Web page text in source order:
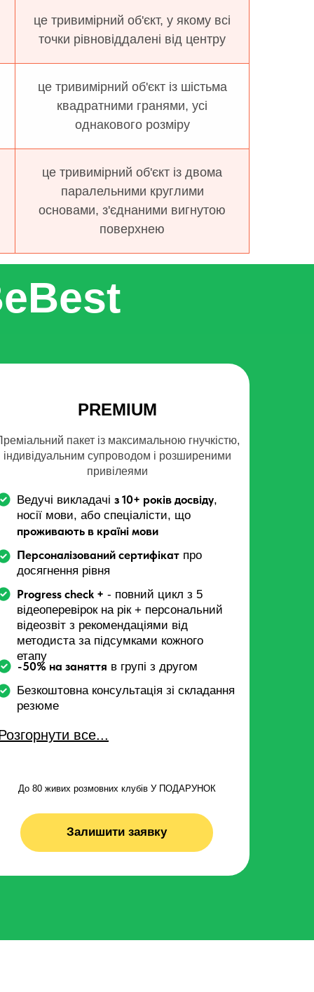
це тривимірний об'єкт, у якому всі
точки рівновіддалені від центру
це тривимірний об'єкт із шістьма
квадратними гранями, усі
однакового розміру
це тривимірний об'єкт із двома
паралельними круглими
основами, з'єднаними вигнутою
поверхнею
PREMIUM
Персоналізований сертифікат про
досягнення рівня
Ведучі викладачі з 10+ років досвіду,
носії мови, або спеціалісти, що
проживають в країні мови
пакет із максимальною гнучкістю,
індивідуальним супроводом і розширеними
привілеями
Безкоштовна консультація зі складання
резюме
-50% на заняття в групі з другом
Progress check + - повний цикл з 5
відеоперевірок на рік + персональний
відеозвіт з рекомендаціями від
методиста за підсумками кожного
етапу
До 80 живих розмовних клубів У ПОДАРУНОК
Залишити заявку
все...